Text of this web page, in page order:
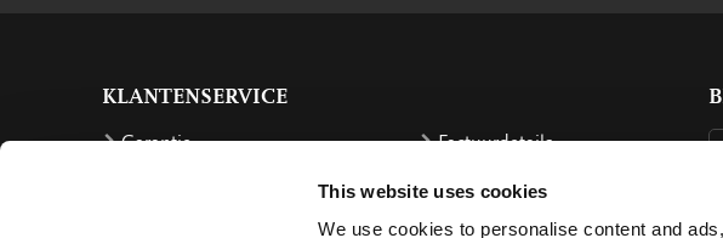
This website uses cookies
We use cookies to personalise content and
KLANTENSERVICE
Garantie
Factuurdetails
Terugbetaling
Klachten